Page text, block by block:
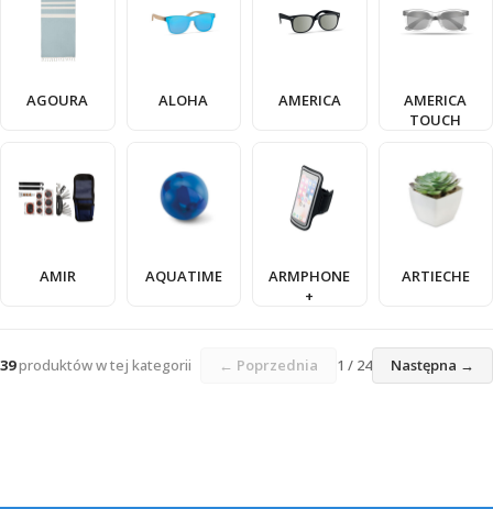
AGOURA ALOHA AMERICA
AMERICA
TOUCH
AMIR AQUATIME
ARMPHONE
+
ARTIECHE
39produktów w tej kategorii ← Poprzednia 1 / 24 Następna →